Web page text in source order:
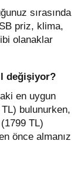
sırasında
priz, klima,
olanaklar
değişiyor?
en uygun
bulunurken,
TL)
önce almanız